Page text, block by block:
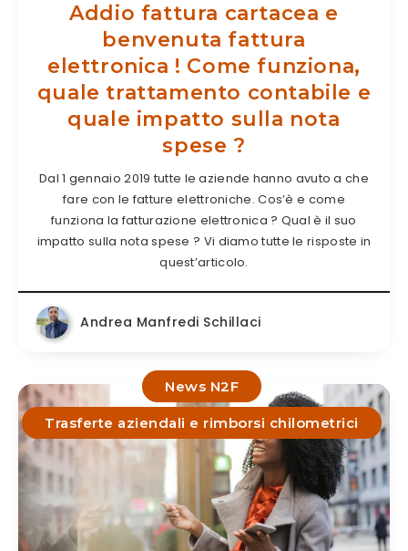
Addio fattura cartacea e
benvenuta fattura
elettronica ! Come funziona,
quale trattamento contabile e
quale impatto sulla nota
spese ?
Dal 1 gennaio 2019 tutte le aziende hanno avuto a che
fare con le fatture elettroniche. Cos’è e come
funziona la fatturazione elettronica ? Qual è il suo
impatto sulla nota spese ? Vi diamo tutte le risposte in
quest’articolo.
Andrea Manfredi Schillaci
News N2F
Trasferte aziendali e rimborsi chilometrici